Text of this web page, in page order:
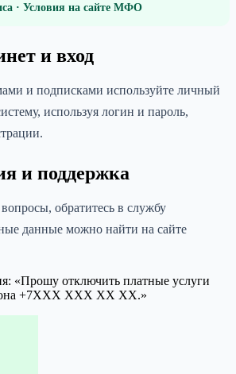
· Условия на сайте МФО
и вход
и подписками используйте личный
используя логин и пароль,
и поддержка
обратитесь в службу
данные можно найти на сайте
«Прошу отключить платные услуги
+7XXX XXX XX XX.»